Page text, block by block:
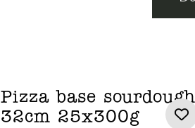
Pizza base sourdough
32cm 25x300g